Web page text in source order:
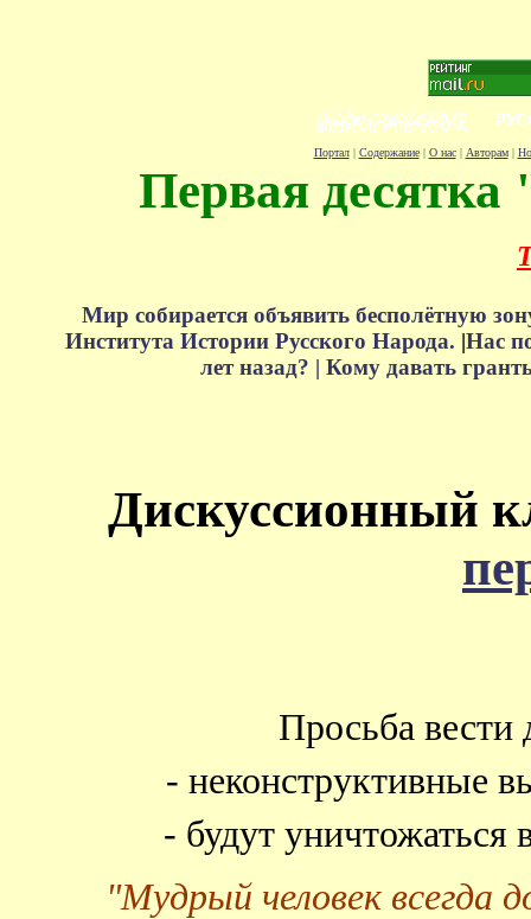
Портал| Содержание| О нас| Авторам|
Первая десятка
Мир собирается объявить бесполётную
Института Истории Русского Народа. |Нас
лет назад? | Кому давать
Дискуссионный
Просьба вести
- неконструктивные
- будут
"Мудрый человек всегда